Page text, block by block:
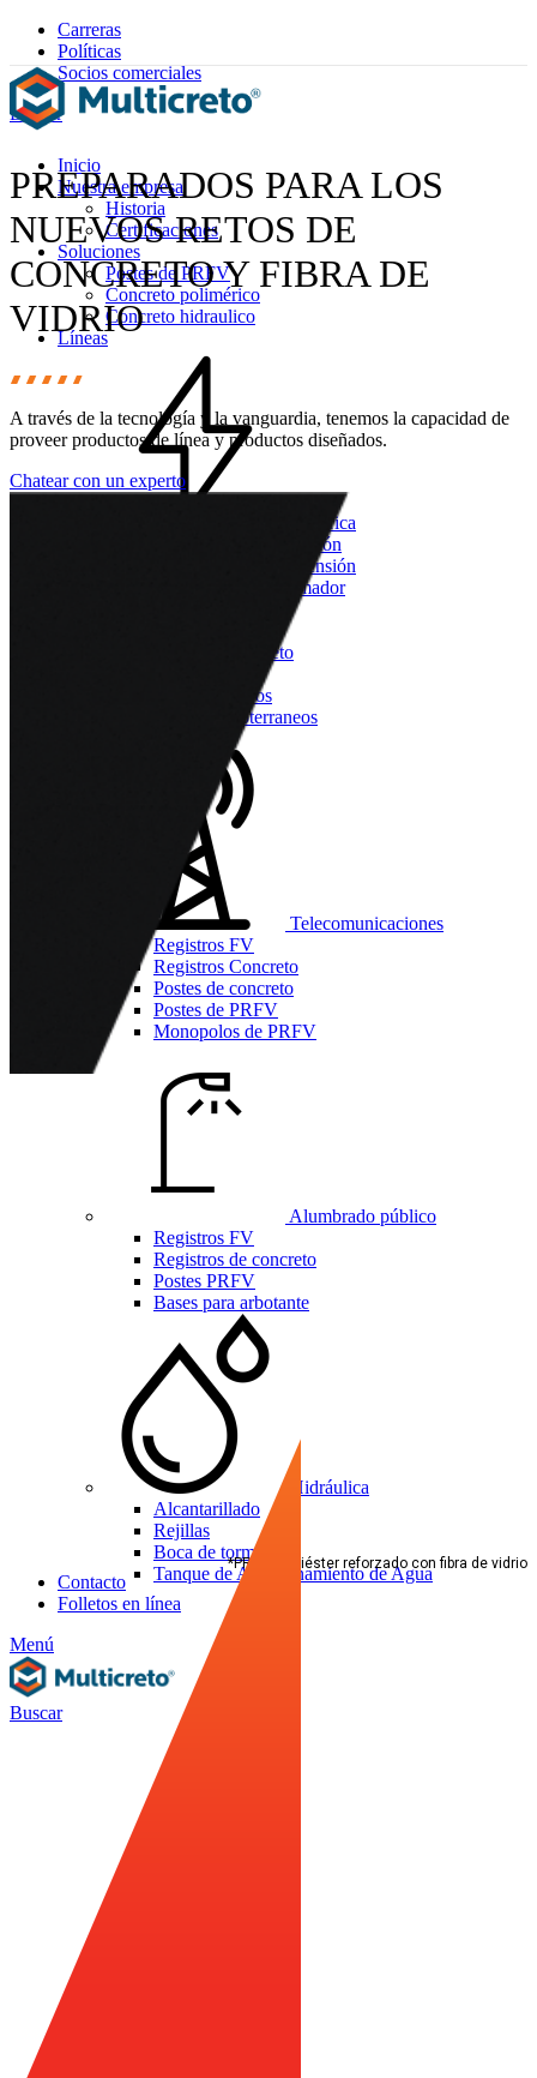
Carreras
Políticas
Socios comerciales
Buscar
Inicio
Nuestra empresa
Historia
Certificaciones
Soluciones
Postes de PRFV
Concreto polimérico
Concreto hidraulico
Líneas
Eléctrica
Registros de baja tensión
Registros de media tensión
Bases para transformador
Postes de concreto
Muretes Aereos
Muretes Subterraneos
Telecomunicaciones
Registros FV
Registros Concreto
Postes de concreto
Postes de PRFV
Monopolos de PRFV
Alumbrado público
Registros FV
Registros de concreto
Postes PRFV
Bases para arbotante
Hidráulica
Alcantarillado
Rejillas
Boca de tormenta
Tanque de Almacenamiento de Agua
*PRFV= Poliéster reforzado con fibra de vidrio
Contacto
Folletos en línea
Menú
Buscar
PREPARADOS PARA LOS
NUEVOS RETOS DE
CONCRETO Y FIBRA DE
VIDRIO
A través de la tecnología y la vanguardia, tenemos la capacidad de
proveer productos de línea y productos diseñados.
Chatear con un experto